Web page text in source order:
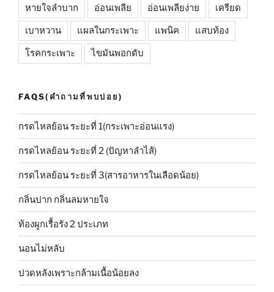
หายใจลำบาก อ่อนเพลีย อ่อนเพลียง่าย เครียด
เบาหวาน แผลในกระเพาะ แพนิค แสบท้อง
โรคกระเพาะ ไขมันพอกตับ
FAQS(คำถามที่พบบ่อย)
กรดไหลย้อน ระยะที่ 1(กระเพาะอ่อนแรง)
กรดไหลย้อน ระยะที่ 2 (ปัญหาลำไส้)
กรดไหลย้อน ระยะที่ 3(สารอาหารในเลือดน้อย)
กลิ่นปาก กลิ่นลมหายใจ
ท้องผูกเรื้อรัง 2 ประเภท
นอนไม่หลับ
ปวดหลังเพราะกล้ามเนื้อน้อยลง